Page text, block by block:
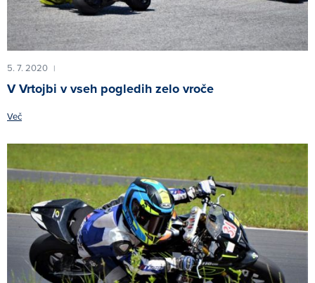
5. 7. 2020 |
V Vrtojbi v vseh pogledih zelo vroče
Več